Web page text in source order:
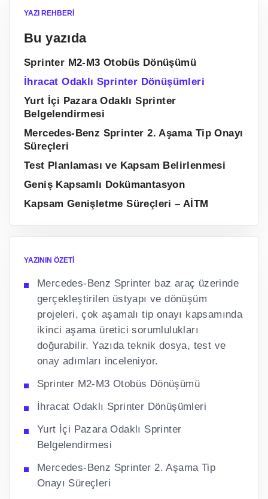
YAZI REHBERI
Bu yazıda
Sprinter M2-M3 Otobüs Dönüşümü
İhracat Odaklı Sprinter Dönüşümleri
Yurt İçi Pazara Odaklı Sprinter
Belgelendirmesi
Mercedes-Benz Sprinter 2. Aşama Tip Onayı
Süreçleri
Test Planlaması ve Kapsam Belirlenmesi
Geniş Kapsamlı Dokümantasyon
Kapsam Genişletme Süreçleri – AİTM
YAZININ ÖZETI
Mercedes-Benz Sprinter baz araç üzerinde
gerçekleştirilen üstyapı ve dönüşüm
projeleri, çok aşamalı tip onayı kapsamında
ikinci aşama üretici sorumlulukları
doğurabilir. Yazıda teknik dosya, test ve
onay adımları inceleniyor.
Sprinter M2-M3 Otobüs Dönüşümü
İhracat Odaklı Sprinter Dönüşümleri
Yurt İçi Pazara Odaklı Sprinter
Belgelendirmesi
Mercedes-Benz Sprinter 2. Aşama Tip
Onayı Süreçleri